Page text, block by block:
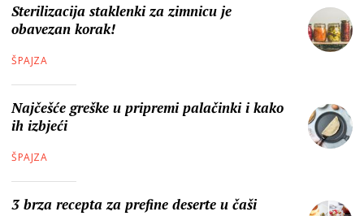
Sterilizacija staklenki za zimnicu je
obavezan korak!
ŠPAJZA
Najčešće greške u pripremi palačinki i kako
ih izbjeći
ŠPAJZA
3 brza recepta za prefine deserte u čaši